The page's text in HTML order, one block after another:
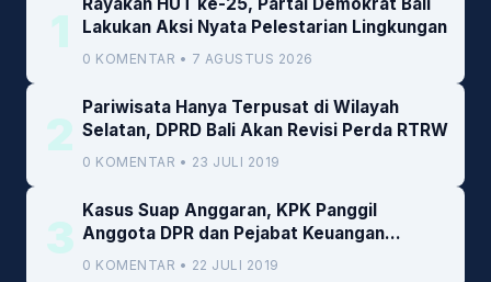
1
Lakukan Aksi Nyata Pelestarian Lingkungan
0 KOMENTAR • 7 AGUSTUS 2026
2
Pariwisata Hanya Terpusat di Wilayah
Selatan, DPRD Bali Akan Revisi Perda RTRW
0 KOMENTAR • 23 JULI 2019
3
Kasus Suap Anggaran, KPK Panggil
Anggota DPR dan Pejabat Keuangan
Kemenkeu
0 KOMENTAR • 22 JULI 2019